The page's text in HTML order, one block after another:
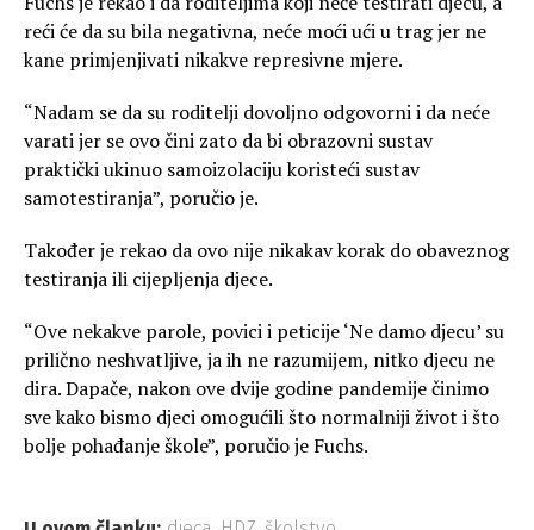
reći će da su bila negativna, neće moći ući u trag jer ne
kane primjenjivati nikakve represivne mjere.
“Nadam se da su roditelji dovoljno odgovorni i da neće
varati jer se ovo čini zato da bi obrazovni sustav
praktički ukinuo samoizolaciju koristeći sustav
samotestiranja”, poručio je.
Također je rekao da ovo nije nikakav korak do obaveznog
testiranja ili cijepljenja djece.
“Ove nekakve parole, povici i peticije ‘Ne damo djecu’ su
prilično neshvatljive, ja ih ne razumijem, nitko djecu ne
dira. Dapače, nakon ove dvije godine pandemije činimo
sve kako bismo djeci omogućili što normalniji život i što
bolje pohađanje škole”, poručio je Fuchs.